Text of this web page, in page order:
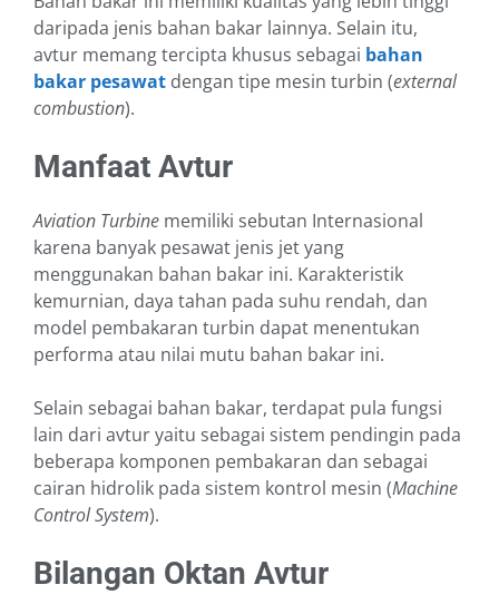
daripada jenis bahan bakar lainnya. Selain itu,
avtur memang tercipta khusus sebagai bahan
bakar pesawat dengan tipe mesin turbin (external
combustion).
Manfaat Avtur
Aviation Turbine memiliki sebutan Internasional
karena banyak pesawat jenis jet yang
menggunakan bahan bakar ini. Karakteristik
kemurnian, daya tahan pada suhu rendah, dan
model pembakaran turbin dapat menentukan
performa atau nilai mutu bahan bakar ini.
Selain sebagai bahan bakar, terdapat pula fungsi
lain dari avtur yaitu sebagai sistem pendingin pada
beberapa komponen pembakaran dan sebagai
cairan hidrolik pada sistem kontrol mesin (Machine
Control System).
Bilangan Oktan Avtur